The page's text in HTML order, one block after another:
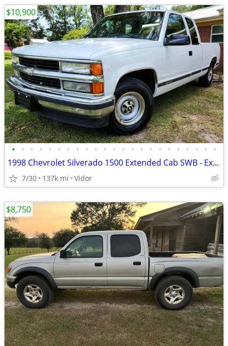
• • • • • • • • • • • • • • • • • • • • • • •
1998 Chevrolet Silverado 1500 Extended Cab SWB - Excellent Condition
7/30 137k mi Vidor
$10,900
$8,750